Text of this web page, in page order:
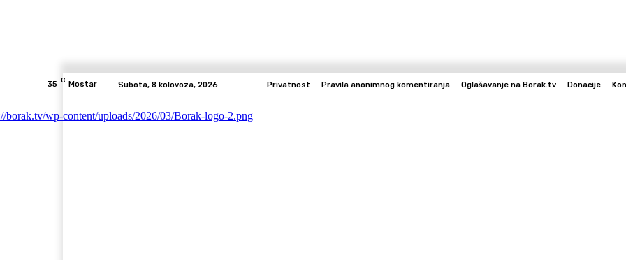
35 C Mostar Subota, 8 kolovoza, 2026 Privatnost Pravila anonimnog komentiranja Oglašavanje na Borak.tv Donacije